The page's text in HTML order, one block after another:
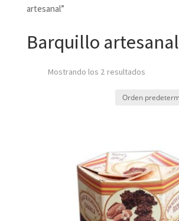
artesanal”
Barquillo artesanal
Mostrando los 2 resultados